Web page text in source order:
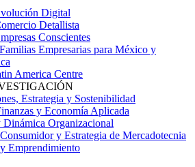
Digital
Detallista
Conscientes
Empresarias para México y
America Centre
Estrategia y Sostenibilidad
y Economía Aplicada
Organizacional
y Estrategia de Mercadotecnia
Emprendimiento